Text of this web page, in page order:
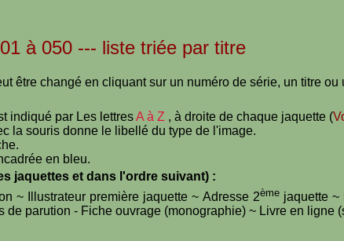
à 050 --- liste triée par titre
être changé en cliquant sur un numéro de série, un titre ou
indiqué par Les lettresA à Z , à droite de chaque jaquette (
la souris donne le libellé du type de l'image.
en bleu.
jaquettes et dans l'ordre suivant) :
~ Illustrateur première jaquette ~ Adresse 2èmejaquette ~
de parution - Fiche ouvrage (monographie) ~ Livre en ligne